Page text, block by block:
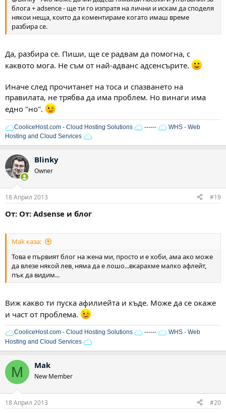
блога + adsence - ще ти го изпратя на лични и искам да споделя
някои неща, които да коментираме когато имаш време
разбира се.
Да, разбира се. Пиши, ще се радвам да помогна, с
каквото мога. Не съм от най-адванс адсенсърите.
Иначе след прочитанет на тоса и спазването на
правилата, не трябва да има проблем. Но винаги има
едно "но".
CooliceHost.com - Cloud Hosting Solutions ------
WHS - Web
Hosting and Cloud Services
Blinky
Owner
18 Април 2013 #19
От: От: Adsense и блог
Mak каза:
Това е първият блог на жена ми, просто и е хоби, ама ако може
да влезе някой лев, няма да е лошо...вкарахме малко афлейт,
пък да видим...
Виж какво ти пуска афилиейта и къде. Може да се окаже
и част от проблема.
CooliceHost.com - Cloud Hosting Solutions ------
WHS - Web
Hosting and Cloud Services
M Mak
New Member
18 Април 2013 #20